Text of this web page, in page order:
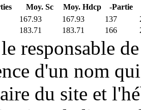
Moy. Sc Moy. Hdcp
-Partie
167.93 167.93 137
183.71 183.71 166
responsable
d'un nom
du site et